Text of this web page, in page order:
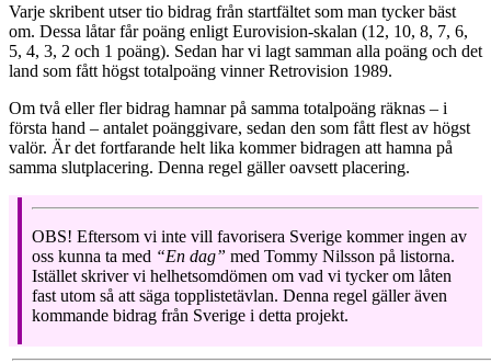
Varje skribent utser tio bidrag från startfältet som man tycker bäst
om. Dessa låtar får poäng enligt Eurovision-skalan (12, 10, 8, 7, 6,
5, 4, 3, 2 och 1 poäng). Sedan har vi lagt samman alla poäng och det
land som fått högst totalpoäng vinner Retrovision 1989.
Om två eller fler bidrag hamnar på samma totalpoäng räknas – i
första hand – antalet poänggivare, sedan den som fått flest av högst
valör. Är det fortfarande helt lika kommer bidragen att hamna på
samma slutplacering. Denna regel gäller oavsett placering.
OBS! Eftersom vi inte vill favorisera Sverige kommer ingen av
oss kunna ta med “En dag” med Tommy Nilsson på listorna.
Istället skriver vi helhetsomdömen om vad vi tycker om låten
fast utom så att säga topplistetävlan. Denna regel gäller även
kommande bidrag från Sverige i detta projekt.